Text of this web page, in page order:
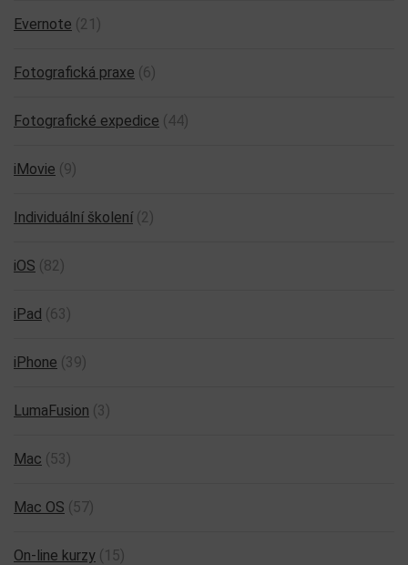
Evernote (21)
Fotografická praxe (6)
Fotografické expedice (44)
iMovie (9)
Individuální školení (2)
iOS (82)
iPad (63)
iPhone (39)
LumaFusion (3)
Mac (53)
Mac OS (57)
On-line kurzy (15)